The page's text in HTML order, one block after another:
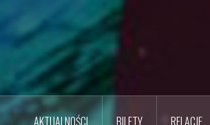
AKTUALNOŚCI BILETY RELACJE